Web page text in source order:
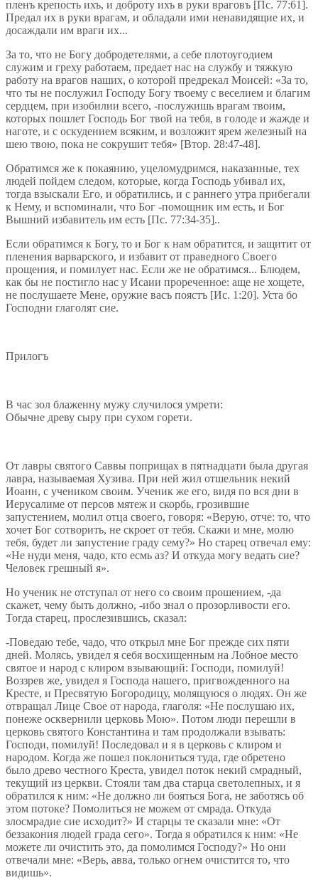
пленъ крепость ихъ, и доброту ихъ в руки враговъ [Пс. 77:61].
Предал их в руки врагам, и обладали ими ненавидящие их, и
досаждали им враги их...
За то, что не Богу добродетелями, а себе плотоугодием
служим и греху работаем, предает нас на службу и тяжкую
работу на врагов наших, о которой предрекал Моисей: «За то,
что ты не послужил Господу Богу твоему с веселием и благим
сердцем, при изобилии всего, -послужишь врагам твоим,
которых пошлет Господь Бог твой на тебя, в голоде и жажде и
наготе, и с оскудением всяким, и возложит ярем железный на
шею твою, пока не сокрушит тебя» [Втор. 28:47-48].
Обратимся же к покаянию, уцеломудримся, наказанные, тех
людей пойдем следом, которые, когда Господь убивал их,
тогда взыскали Его, и обратились, и с раннего утра прибегали
к Нему, и вспоминали, что Бог -помощник им есть, и Бог
Вышний избавитель им есть [Пс. 77:34-35]..
Если обратимся к Богу, то и Бог к нам обратится, и защитит от
пленения варварского, и избавит от праведного Своего
прощения, и помилует нас. Если же не обратимся... Блюдем,
как бы не постигло нас у Исаии прореченное: аще не хощете,
не послушаете Мене, оружие васъ поястъ [Ис. 1:20]. Уста бо
Господни глаголят сие.
Прилогъ
В час зол блаженну мужу случилося умрети:
Обычне древу сыру при сухом горети.
От лавры святого Саввы поприщах в пятнадцати была другая
лавра, называемая Хузива. При ней жил отшельник некий
Иоанн, с учеником своим. Ученик же его, видя по вся дни в
Иерусалиме от персов мятеж и скорбь, грозившие
запустением, молил отца своего, говоря: «Верую, отче: то, что
хочет Бог сотворить, не скроет от тебя. Скажи и мне, молю
тебя, будет ли запустение граду сему?» Но старец отвечал ему:
«Не нуди меня, чадо, кто есмь аз? И откуда могу ведать сие?
Человек грешный я».
Но ученик не отступал от него со своим прошением, -да
скажет, чему быть должно, -ибо знал о прозорливости его.
Тогда старец, прослезившись, сказал:
-Поведаю тебе, чадо, что открыл мне Бог прежде сих пяти
дней. Молясь, увидел я себя восхищенным на Лобное место
святое и народ с клиром взывающий: Господи, помилуй!
Воззрев же, увидел я Господа нашего, пригвожденного на
Кресте, и Пресвятую Богородицу, молящуюся о людях. Он же
отвращал Лице Свое от народа, глаголя: «Не послушаю их,
понеже осквернили церковь Мою». Потом люди перешли в
церковь святого Константина и там продолжали взывать:
Господи, помилуй! Последовал и я в церковь с клиром и
народом. Когда же пошел поклониться туда, где обретено
было древо честного Креста, увидел поток некий смрадный,
текущий из церкви. Стояли там два старца светолепных, и я
обратился к ним: «Не должно ли бояться Бога, не заботясь об
этом потоке? Помолиться не можем от смрада. Откуда
злосмрадие сие исходит?» И старцы те сказали мне: «От
беззакония людей града сего». Тогда я обратился к ним: «Не
можете ли очистить это, да помолимся Господу?» Но они
отвечали мне: «Верь, авва, только огнем очистится то, что
видишь».